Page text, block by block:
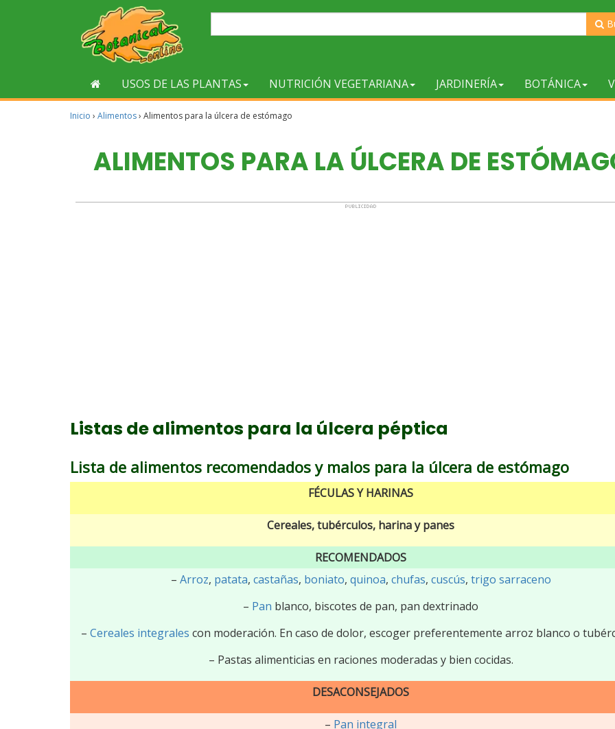
USOS DE LAS PLANTAS NUTRICIÓN VEGETARIANA JARDINERÍA BOTÁNICA
Inicio › Alimentos› Alimentos para la úlcera de estómago
ALIMENTOS PARA LA ÚLCERA DE
Listas de alimentos para la úlcera péptica
Lista de alimentos recomendados y malos para la úlcera de estómago
FÉCULAS Y HARINAS
Cereales, tubérculos, harina y panes
RECOMENDADOS
– Arroz, patata, castañas, boniato, quinoa, chufas, cuscús, trigo sarraceno
– Pan blanco, biscotes de pan, pan dextrinado
–Cereales integrales con moderación. En caso de dolor, escoger preferentemente arroz blanco o
– Pastas alimenticias en raciones moderadas y bien cocidas.
DESACONSEJADOS
– Pan integral